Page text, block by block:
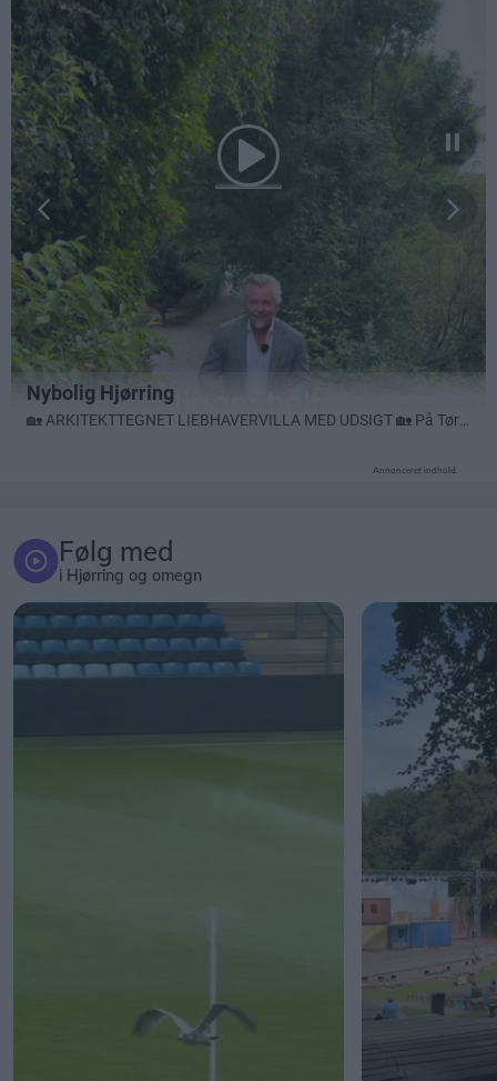
Annonceret indhold
Følg med
i Hjørring og omegn